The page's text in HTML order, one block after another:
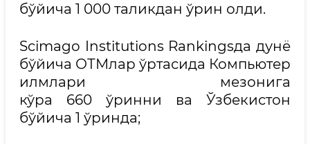
бўйича 1 000 таликдан ўрин олди.
Scimago Institutions Rankingsда дунё
бўйича ОТМлар ўртасида Компьютер
илмлари мезонига
кўра 660 ўринни ва Ўзбекистон
бўйича 1 ўринда;